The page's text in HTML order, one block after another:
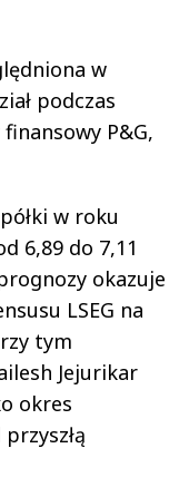
w
podczas
P&G,
w roku
6,89 do 7,11
okazuje
LSEG na
tym
Jejurikar
okres